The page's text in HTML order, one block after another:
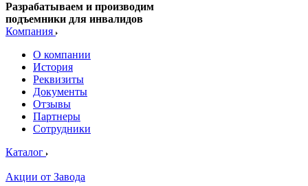
Разрабатываем и производим
подъемники для инвалидов
Компания
О компании
История
Реквизиты
Документы
Отзывы
Партнеры
Сотрудники
Каталог
Акции от Завода